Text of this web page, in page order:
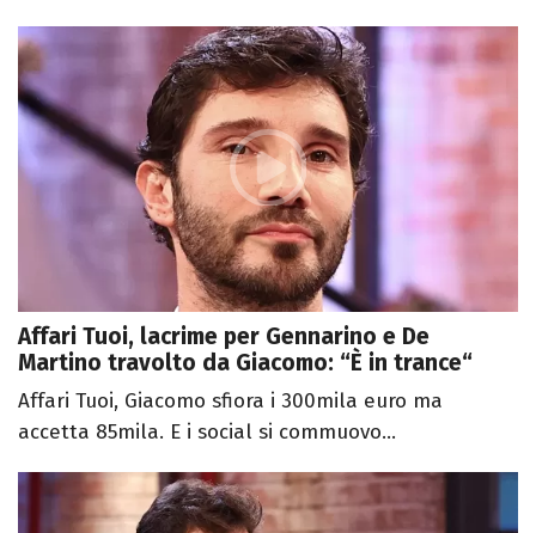
Affari Tuoi, lacrime per Gennarino e De
Martino travolto da Giacomo: “È in trance“
Affari Tuoi, Giacomo sfiora i 300mila euro ma
accetta 85mila. E i social si commuovo...